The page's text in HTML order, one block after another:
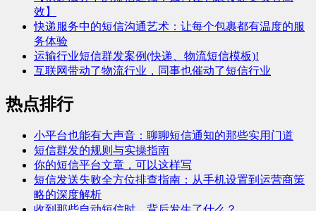
效】
快递服务中的短信沟通艺术：让每个包裹都有温度的服
务体验
运输行业短信群发案例(快递、物流短信模板)!
互联网带动了物流行业，同事也催动了短信行业
热点排行
小平台也能有大声音：聊聊短信通知的那些实用门道
短信群发的规则与实操指南
你的短信平台文章，可以这样写
短信发送失败全方位排查指南：从手机设置到运营商策
略的深度解析